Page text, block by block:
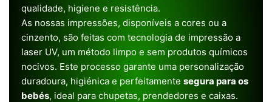
qualidade, higiene e resistência.
As nossas impressões, disponíveis a cores ou a
cinzento, são feitas com tecnologia de impressão a
laser UV, um método limpo e sem produtos químicos
nocivos. Este processo garante uma personalização
duradoura, higiénica e perfeitamente segura para os
bebés, ideal para chupetas, prendedores e caixas.